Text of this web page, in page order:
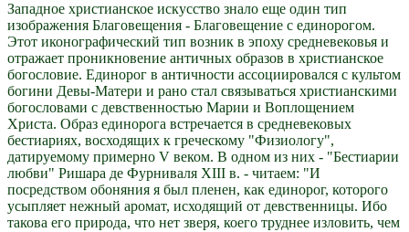
Западное христианское искусство знало еще один тип
изображения Благовещения - Благовещение с единорогом.
Этот иконографический тип возник в эпоху средневековья и
отражает проникновение античных образов в христианское
богословие. Единорог в античности ассоциировался с культом
богини Девы-Матери и рано стал связываться христианскими
богословами с девственностью Марии и Воплощением
Христа. Образ единорога встречается в средневековых
бестиариях, восходящих к греческому "Физиологу",
датируемому примерно V веком. В одном из них - "Бестиарии
любви" Ришара де Фурниваля XIII в. - читаем: "И
посредством обоняния я был пленен, как единорог, которого
усыпляет нежный аромат, исходящий от девственницы. Ибо
такова его природа, что нет зверя, коего труднее изловить, чем